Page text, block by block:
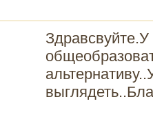
Здравсвуйте.У